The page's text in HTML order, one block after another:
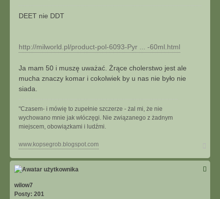
s
DEET nie DDT
http://milworld.pl/product-pol-6093-Pyr ... -60ml.html
Ja mam 50 i muszę uważać. Żrące cholerstwo jest ale
mucha znaczy komar i cokolwiek by u nas nie było nie
siada.
"Czasem- i mówię to zupełnie szczerze - żal mi, że nie
wychowano mnie jak włóczęgi. Nie związanego z żadnym
miejscem, obowiązkami i ludźmi.
www.kopsegrob.blogspot.com
g
ó
wilow7
Posty: 201